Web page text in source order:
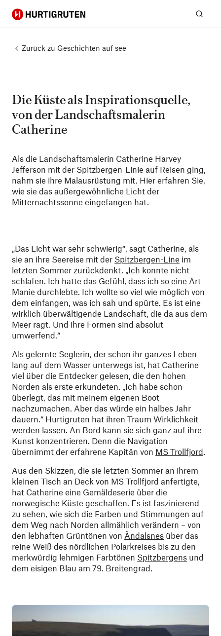
Hurtigruten
Zurück zu Geschichten auf see
Die Küste als Inspirationsquelle,
von der Landschaftsmalerin
Catherine
Als die Landschaftsmalerin Catherine Harvey
Jefferson mit der Spitzbergen-Linie auf Reisen ging,
nahm sie ihre Malausrüstung mit. Hier erfahren Sie,
wie sie das außergewöhnliche Licht der
Mitternachtssonne eingefangen hat.
„Das Licht war sehr schwierig“, sagt Catherine, als
sie an ihre Seereise mit der Spitzbergen-Line im
letzten Sommer zurückdenkt. „Ich konnte nicht
schlafen. Ich hatte das Gefühl, dass ich so eine Art
Manie durchlebte. Ich wollte so viel wie möglich von
dem einfangen, was ich sah und spürte. Es ist eine
wirklich überwältigende Landschaft, die da aus dem
Meer ragt. Und ihre Formen sind absolut
umwerfend.“
Als gelernte Seglerin, der schon ihr ganzes Leben
lang auf dem Wasser unterwegs ist, hat Catherine
viel über die Entdecker gelesen, die den hohen
Norden als erste erkundeten. „Ich habe schon
überlegt, das mit meinem eigenen Boot
nachzumachen. Aber das würde ein halbes Jahr
dauern.“ Hurtigruten hat ihren Traum Wirklichkeit
werden lassen. An Bord kann sie sich ganz auf ihre
Kunst konzentrieren. Denn die Navigation
übernimmt der erfahrene Kapitän von MS Trollfjord.
Aus den Skizzen, die sie letzten Sommer an ihrem
kleinen Tisch an Deck von MS Trollfjord anfertigte,
hat Catherine eine Gemäldeserie über die
norwegische Küste geschaffen. Es ist faszinierend
zu sehen, wie sich die Farben und Stimmungen auf
dem Weg nach Norden allmählich verändern – von
den lebhaften Grüntönen von Åndalsnes über das
reine Weiß des nördlichen Polarkreises bis zu den
merkwürdig lehmigen Farbtönen Spitzbergens und
dem eisigen Blau am 79. Breitengrad.